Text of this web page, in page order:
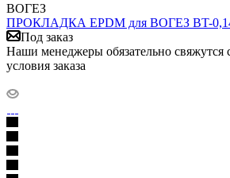
ВОГЕЗ
ПРОКЛАДКА EPDM для ВОГЕЗ BT-
Под заказ
Наши менеджеры обязательно свяжутся
условия заказа